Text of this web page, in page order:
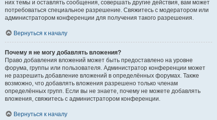
них темы и оставлять сообщения, совершать другие действия, вам может
потребоваться специальное разрешение. Свяжитесь с модератором или
администратором конференции для получения такого разрешения.
Вернуться к началу
Почему я не могу добавлять вложения?
Право добавления вложений может быть предоставлено на уровне
форума, группы или пользователя. Администратор конференции может
не разрешить добавление вложений в определённых форумах. Также
возможно, что добавлять вложения разрешено только членам
определённых групп. Если вы не знаете, почему не можете добавлять
вложения, свяжитесь с администратором конференции.
Вернуться к началу